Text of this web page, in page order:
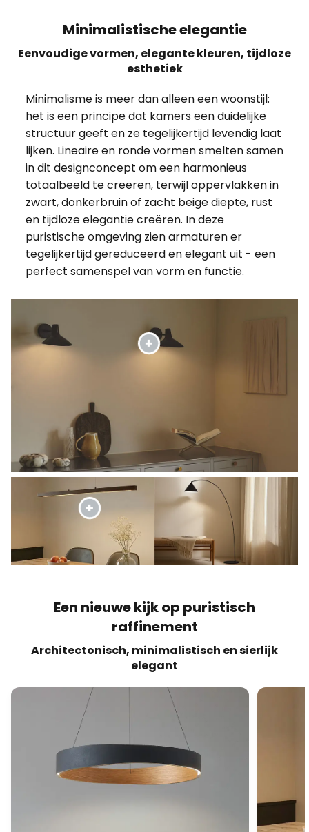
Minimalistische elegantie
Eenvoudige vormen, elegante kleuren, tijdloze
esthetiek
Minimalisme is meer dan alleen een woonstijl:
het is een principe dat kamers een duidelijke
structuur geeft en ze tegelijkertijd levendig laat
lijken. Lineaire en ronde vormen smelten samen
in dit designconcept om een harmonieus
totaalbeeld te creëren, terwijl oppervlakken in
zwart, donkerbruin of zacht beige diepte, rust
en tijdloze elegantie creëren. In deze
puristische omgeving zien armaturen er
tegelijkertijd gereduceerd en elegant uit - een
perfect samenspel van vorm en functie.
Een nieuwe kijk op puristisch
raffinement
Architectonisch, minimalistisch en sierlijk
elegant